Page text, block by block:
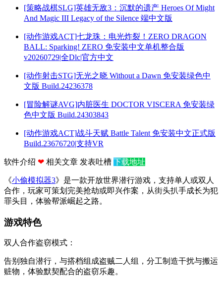
[策略战棋SLG]英雄无敌3：沉默的遗产 Heroes Of Might
And Magic III Legacy of the Silence 端中文版
[动作游戏ACT]七龙珠：电光炸裂！ZERO DRAGON
BALL: Sparking! ZERO 免安装中文单机整合版
v20260729|全Dlc|官方中文
[动作射击STG]无光之晓 Without a Dawn 免安装绿色中
文版 Build.24236378
[冒险解谜AVG]内脏医生 DOCTOR VISCERA 免安装绿
色中文版 Build.24303843
[动作游戏ACT]战斗天赋 Battle Talent 免安装中文正式版
Build.23676720|支持VR
软件介绍 ❤ 相关文章 发表吐槽 下载地址
《小偷模拟器3》是一款开放世界潜行游戏，支持单人或双人
合作，玩家可策划完美抢劫或即兴作案，从街头扒手成长为犯
罪头目，体验帮派崛起之路。
游戏特色
双人合作盗窃模式‌：
告别独自潜行，与搭档组成盗贼二人组，分工制造干扰与搬运
赃物，体验默契配合的盗窃乐趣。